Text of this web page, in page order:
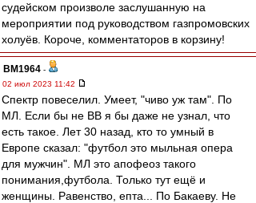
судейском произволе заслушанную на
мероприятии под руководством газпромовских
холуёв. Короче, комментаторов в корзину!
BM1964 -
02 июл 2023 11:42
Спектр повеселил. Умеет, "чиво уж там". По
МЛ. Если бы не ВВ я бы даже не узнал, что
есть такое. Лет 30 назад, кто то умный в
Европе сказал: "футбол это мыльная опера
для мужчин". МЛ это апофеоз такого
понимания,футбола. Только тут ещё и
женщины. Равенство, епта... По Бакаеву. Не